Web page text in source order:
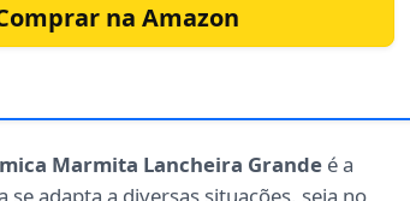
na Amazon
Marmita Lancheira Grande é a